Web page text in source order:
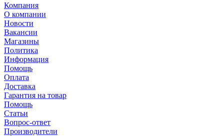
Компания
О компании
Новости
Вакансии
Магазины
Политика
Информация
Помощь
Оплата
Доставка
Гарантия на товар
Помощь
Статьи
Вопрос-ответ
Производители